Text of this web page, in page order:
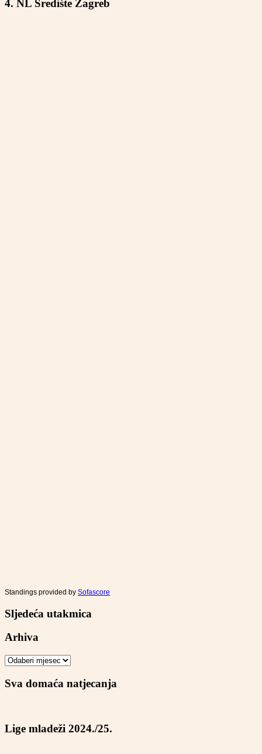
4. NL Središte Zagreb
Standings provided by Sofascore
Sljedeća utakmica
Arhiva
Arhiva
Sva domaća natjecanja
Lige mladeži 2024./25.